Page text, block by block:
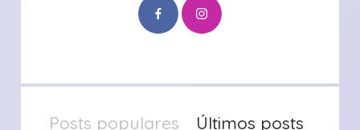
Posts populares Últimos posts